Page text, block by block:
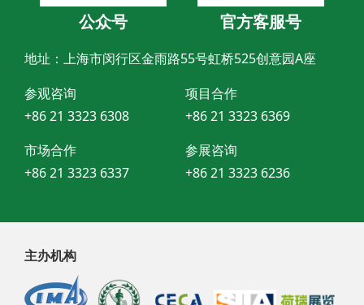
公众号 官方客服号
地址：上海市闵行区金雨路55号虹桥525创意园A座
参观咨询
+86 21 3323 6308
项目合作
+86 21 3323 6369
市场合作
+86 21 3323 6337
参展咨询
+86 21 3323 6236
主办机构